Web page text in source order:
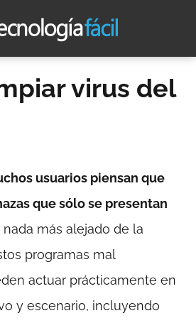
virus del
usuarios piensan que
que sólo se presentan
nada más alejado de la
programas mal
actuar prácticamente en
y escenario, incluyendo